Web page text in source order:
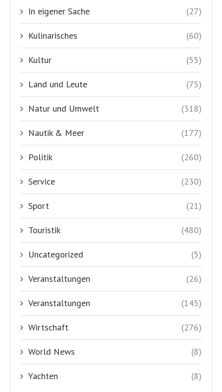
In eigener Sache (27)
Kulinarisches (60)
Kultur (55)
Land und Leute (75)
Natur und Umwelt (318)
Nautik & Meer (177)
Politik (260)
Service (230)
Sport (21)
Touristik (480)
Uncategorized (5)
Veranstaltungen (26)
Veranstaltungen (145)
Wirtschaft (276)
World News (8)
Yachten (8)